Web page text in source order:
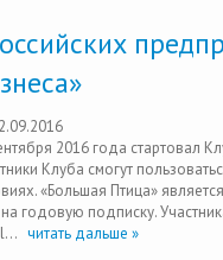
2016 года стартовал
Клуба смогут
«Большая Птица»
годовую подписку.
читать дальше »